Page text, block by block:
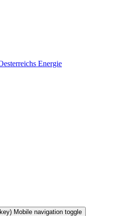
Mobile navigation toggle